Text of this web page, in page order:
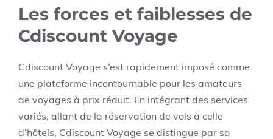
Les forces et faiblesses de
Cdiscount Voyage
Cdiscount Voyage s’est rapidement imposé comme
une plateforme incontournable pour les amateurs
de voyages à prix réduit. En intégrant des services
variés, allant de la réservation de vols à celle
d’hôtels, Cdiscount Voyage se distingue par sa